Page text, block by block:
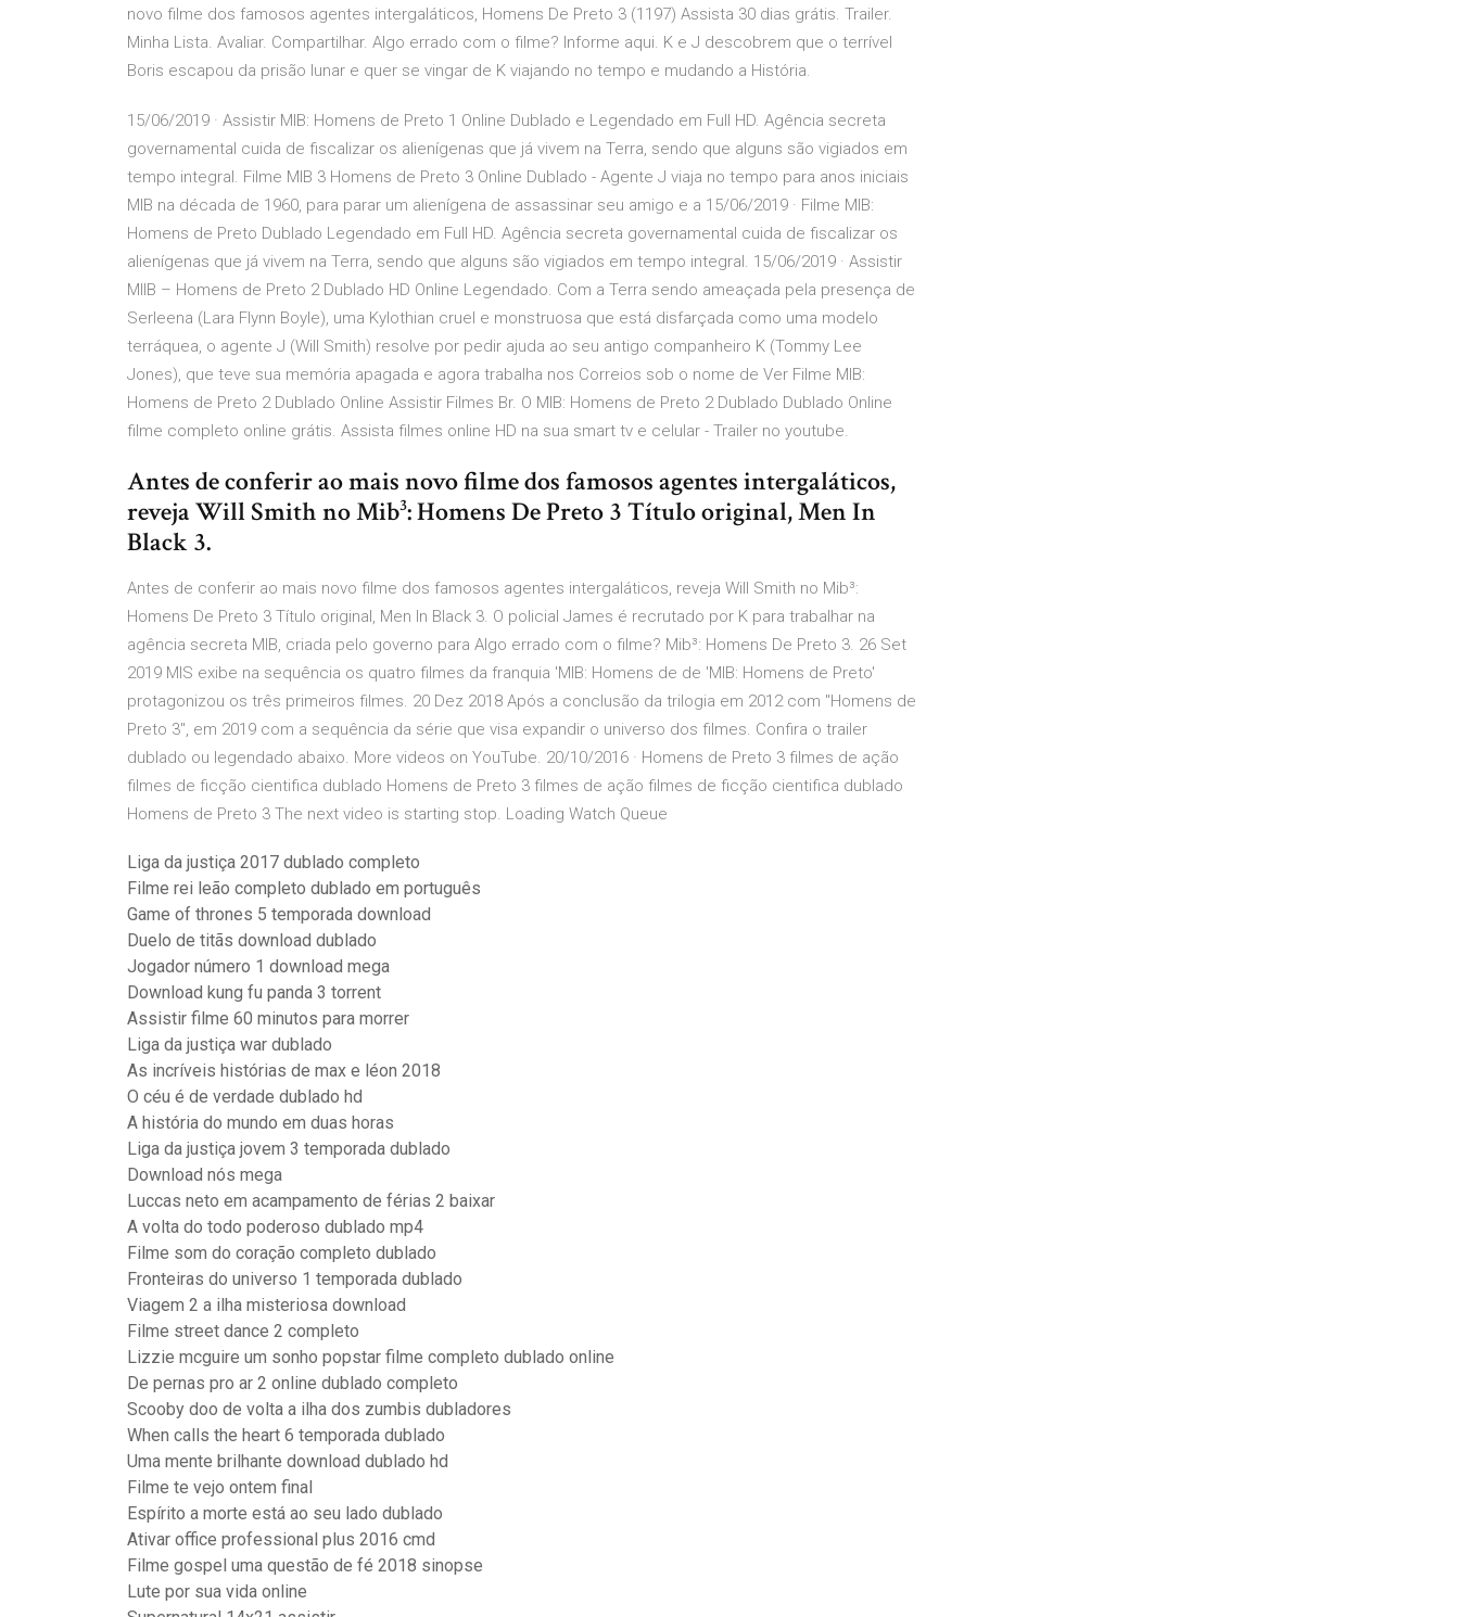
novo filme dos famosos agentes intergaláticos, Homens De Preto 3 (1197) Assista 30 dias grátis. Trailer.
Minha Lista. Avaliar. Compartilhar. Algo errado com o filme? Informe aqui. K e J descobrem que o terrível
Boris escapou da prisão lunar e quer se vingar de K viajando no tempo e mudando a História.
15/06/2019 · Assistir MIB: Homens de Preto 1 Online Dublado e Legendado em Full HD. Agência secreta
governamental cuida de fiscalizar os alienígenas que já vivem na Terra, sendo que alguns são vigiados em
tempo integral. Filme MIB 3 Homens de Preto 3 Online Dublado - Agente J viaja no tempo para anos iniciais
MIB na década de 1960, para parar um alienígena de assassinar seu amigo e a 15/06/2019 · Filme MIB:
Homens de Preto Dublado Legendado em Full HD. Agência secreta governamental cuida de fiscalizar os
alienígenas que já vivem na Terra, sendo que alguns são vigiados em tempo integral. 15/06/2019 · Assistir
MIIB – Homens de Preto 2 Dublado HD Online Legendado. Com a Terra sendo ameaçada pela presença de
Serleena (Lara Flynn Boyle), uma Kylothian cruel e monstruosa que está disfarçada como uma modelo
terráquea, o agente J (Will Smith) resolve por pedir ajuda ao seu antigo companheiro K (Tommy Lee
Jones), que teve sua memória apagada e agora trabalha nos Correios sob o nome de Ver Filme MIB:
Homens de Preto 2 Dublado Online Assistir Filmes Br. O MIB: Homens de Preto 2 Dublado Dublado Online
filme completo online grátis. Assista filmes online HD na sua smart tv e celular - Trailer no youtube.
Antes de conferir ao mais novo filme dos famosos agentes intergaláticos,
reveja Will Smith no Mib³: Homens De Preto 3 Título original, Men In
Black 3.
Antes de conferir ao mais novo filme dos famosos agentes intergaláticos, reveja Will Smith no Mib³:
Homens De Preto 3 Título original, Men In Black 3. O policial James é recrutado por K para trabalhar na
agência secreta MIB, criada pelo governo para Algo errado com o filme? Mib³: Homens De Preto 3. 26 Set
2019 MIS exibe na sequência os quatro filmes da franquia 'MIB: Homens de de 'MIB: Homens de Preto'
protagonizou os três primeiros filmes. 20 Dez 2018 Após a conclusão da trilogia em 2012 com "Homens de
Preto 3", em 2019 com a sequência da série que visa expandir o universo dos filmes. Confira o trailer
dublado ou legendado abaixo. More videos on YouTube. 20/10/2016 · Homens de Preto 3 filmes de ação
filmes de ficção cientifica dublado Homens de Preto 3 filmes de ação filmes de ficção cientifica dublado
Homens de Preto 3 The next video is starting stop. Loading Watch Queue
Liga da justiça 2017 dublado completo
Filme rei leão completo dublado em português
Game of thrones 5 temporada download
Duelo de titãs download dublado
Jogador número 1 download mega
Download kung fu panda 3 torrent
Assistir filme 60 minutos para morrer
Liga da justiça war dublado
As incríveis histórias de max e léon 2018
O céu é de verdade dublado hd
A história do mundo em duas horas
Liga da justiça jovem 3 temporada dublado
Download nós mega
Luccas neto em acampamento de férias 2 baixar
A volta do todo poderoso dublado mp4
Filme som do coração completo dublado
Fronteiras do universo 1 temporada dublado
Viagem 2 a ilha misteriosa download
Filme street dance 2 completo
Lizzie mcguire um sonho popstar filme completo dublado online
De pernas pro ar 2 online dublado completo
Scooby doo de volta a ilha dos zumbis dubladores
When calls the heart 6 temporada dublado
Uma mente brilhante download dublado hd
Filme te vejo ontem final
Espírito a morte está ao seu lado dublado
Ativar office professional plus 2016 cmd
Filme gospel uma questão de fé 2018 sinopse
Lute por sua vida online